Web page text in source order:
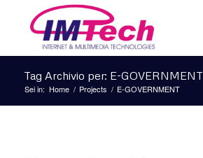
Tag Archivio per: E-GOVERNMENT
Sei in: Home / Projects / E-GOVERNMENT